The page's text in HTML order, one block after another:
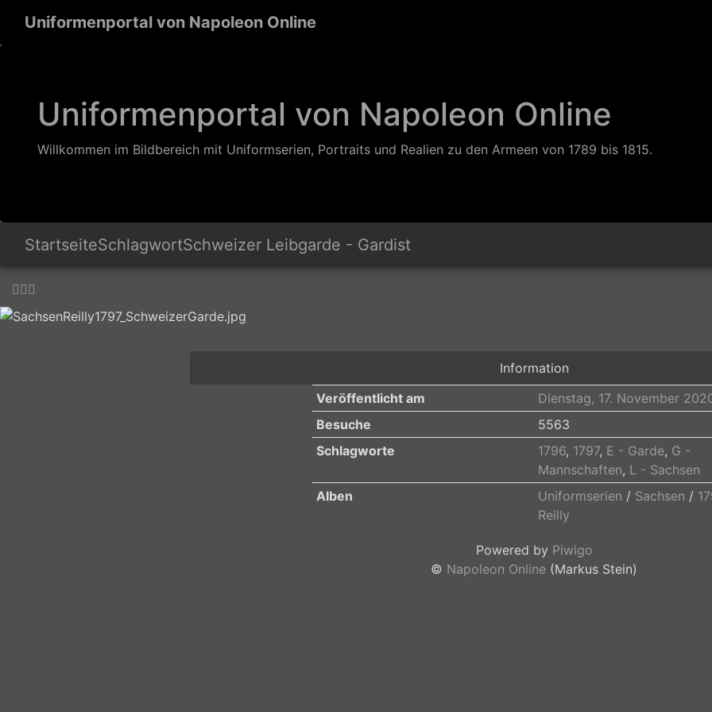
Uniformenportal von Napoleon Online
Uniformenportal von Napoleon Online
Willkommen im Bildbereich mit Uniformserien, Portraits und Realien zu den Armeen von 1789 bis 1815.
StartseiteSchlagwortSchweizer Leibgarde - Gardist
Information
Veröffentlicht am
Dienstag, 17. November
Besuche
5563
Schlagworte
1796, 1797, E - Garde, G -
Mannschaften, L - Sachsen
Alben
Uniformserien / Sachsen /
Reilly
Powered by Piwigo
© Napoleon Online (Markus Stein)